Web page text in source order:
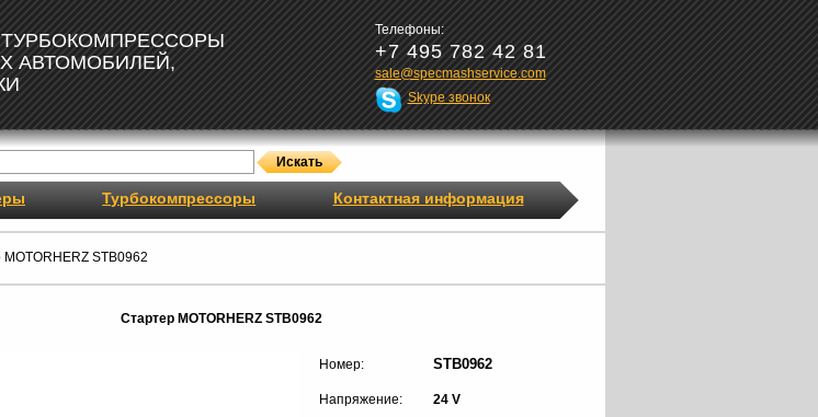
ТУРБОКОМПРЕССОРЫ
АВТОМОБИЛЕЙ,
Телефоны:
+7 495 782 42 81
sale@specmashservice.com
Skype звонок
Турбокомпрессоры Контактная информация
STB0962
Стартер MOTORHERZ STB0962
Номер: STB0962
Напряжение: 24 V